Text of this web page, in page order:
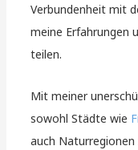
Verbundenheit mit
meine Erfahrungen
teilen.
Mit meiner
sowohl Städte wie
auch